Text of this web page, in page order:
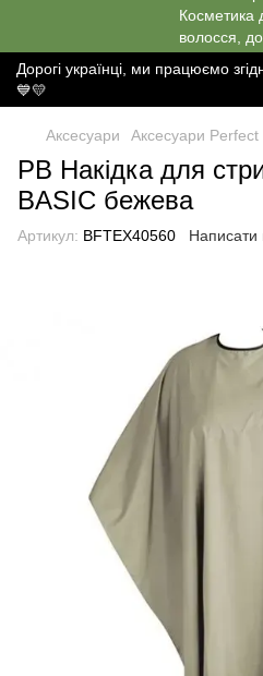
Дорогі українці, ми працюємо
💙💛
Аксесуари Аксесуари
РВ Накідка для
BASIC бежева
Артикул: BFTEX40560 Написати